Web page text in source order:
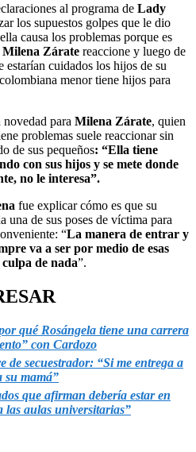
al programa de Lady
los supuestos golpes que le dio
causa los problemas porque es
Milena Zárate reaccione y luego de
estarían cuidados los hijos de su
menor tiene hijos para
novedad para Milena Zárate, quien
problemas suele reaccionar sin
de sus pequeños: “Ella tiene
con sus hijos y se mete donde
no le interesa”.
fue explicar cómo es que su
una de sus poses de víctima para
“La manera de entrar y
va a ser por medio de esas
de nada”.
qué Rosángela tiene una carrera
con Cardozo
de secuestrador: “Si me entrega a
su mamá”
que afirman debería estar en
las aulas universitarias”